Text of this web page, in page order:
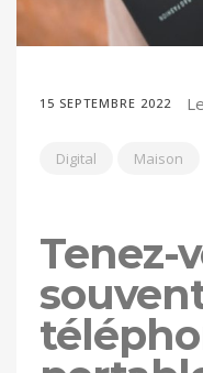
15 SEPTEMBRE 2022
Digital Maison
Tenez-